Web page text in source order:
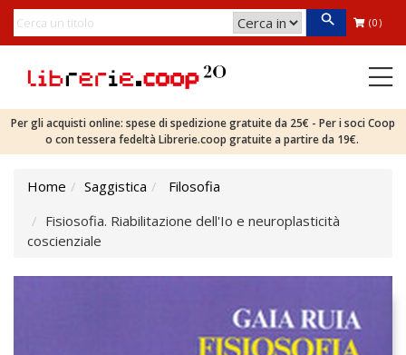
(0)
Per gli acquisti online: spese di spedizione gratuite da 25€ - Per i soci Coop
o con tessera fedeltà Librerie.coop gratuite a partire da 19€.
Home Saggistica
Filosofia
Fisiosofia. Riabilitazione dell'Io e neuroplasticità
coscienziale